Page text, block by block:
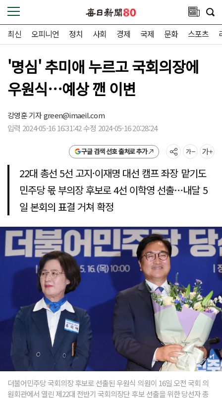
최신 오피니언 정치 사회 경제 국제 문화 스포츠
'명심' 추미애 누르고 국회의장에
우원식…예상 깬 이변
강영훈 기자green@imaeil.com
입력 2024-05-16 16:31:42 수정 2024-05-16 20:28:24
구글 검색 선호 출처로 추가
22대 총선 5선 고지·이재명 대선 캠프 좌장 맡기도
민주당 몫 부의장 후보로 4선 이학영 선출…내달 5
일 본회의 표결 거쳐 확정
더불어민주당 국회의장 후보로 선출된 우원식 의원이 16일 오전 국회 의
원회관에서 열린 제22대 전반기 국회의장단 후보 선출을 위한 당선자 총